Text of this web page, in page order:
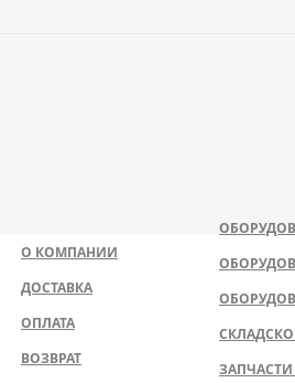
О КОМПАНИИ
ДОСТАВКА
ОПЛАТА
ВОЗВРАТ